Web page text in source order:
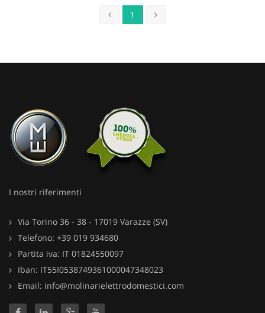
1
I nostri riferimenti
Via Torino 36 - 38 - 17019 Varazze (SV)
Telefono: +39 019 934680
Partita iva: IT 01824550097
Iban: IT55I0538749361000047348023
Email: info@molinarielettrodomestici.com